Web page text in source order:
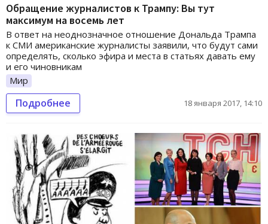
Обращение журналистов к Трампу: Вы тут
максимум на восемь лет
В ответ на неоднозначное отношение Дональда Трампа
к СМИ американские журналисты заявили, что будут сами
определять, сколько эфира и места в статьях давать ему
и его чиновникам
Мир
Подробнее 18 января 2017, 14:10